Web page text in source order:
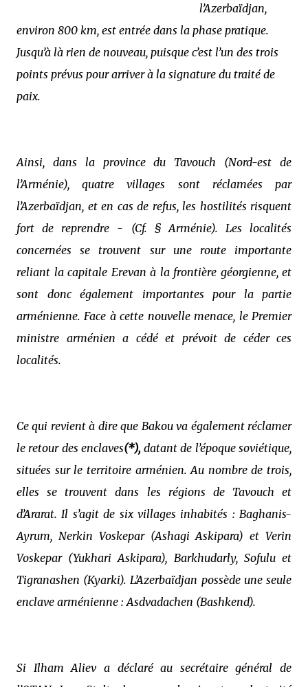
l’Azerbaïdjan,
environ 800 km, est entrée dans la phase pratique.
Jusqu’à là rien de nouveau, puisque c’est l’un des trois
points prévus pour arriver à la signature du traité de
paix.
Ainsi, dans la province du Tavouch (Nord-est de
l’Arménie), quatre villages sont réclamées par
l’Azerbaïdjan, et en cas de refus, les hostilités risquent
fort de reprendre - (Cf. § Arménie). Les localités
concernées se trouvent sur une route importante
reliant la capitale Erevan à la frontière géorgienne, et
sont donc également importantes pour la partie
arménienne. Face à cette nouvelle menace, le Premier
ministre arménien a cédé et prévoit de céder ces
localités.
Ce qui revient à dire que Bakou va également réclamer
le retour des enclaves(*), datant de l’époque soviétique,
situées sur le territoire arménien. Au nombre de trois,
elles se trouvent dans les régions de Tavouch et
d’Ararat. Il s’agit de six villages inhabités : Baghanis-
Ayrum, Nerkin Voskepar (Ashagi Askipara) et Verin
Voskepar (Yukhari Askipara), Barkhudarly, Sofulu et
Tigranashen (Kyarki). L’Azerbaïdjan possède une seule
enclave arménienne : Asdvadachen (Bashkend).
Si Ilham Aliev a déclaré au secrétaire général de